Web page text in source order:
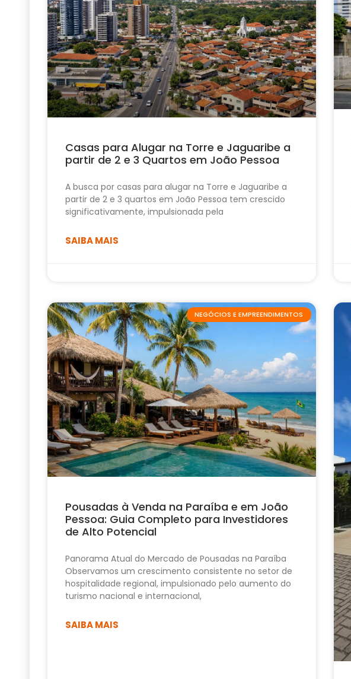
Casas para Alugar na Torre e Jaguaribe a
partir de 2 e 3 Quartos em João Pessoa
A busca por casas para alugar na Torre e Jaguaribe a
partir de 2 e 3 quartos em João Pessoa tem crescido
significativamente, impulsionada pela
SAIBA MAIS
NEGÓCIOS E EMPREENDIMENTOS
Pousadas à Venda na Paraíba e em João
Pessoa: Guia Completo para Investidores
de Alto Potencial
Panorama Atual do Mercado de Pousadas na Paraíba
Observamos um crescimento consistente no setor de
hospitalidade regional, impulsionado pelo aumento do
turismo nacional e internacional,
SAIBA MAIS